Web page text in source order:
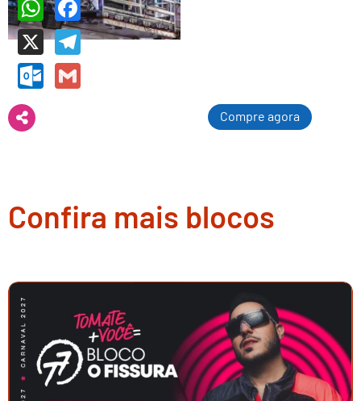
Compre agora
WhatsAppFacebook
X Telegram
Outlook.com
Gmail
Confira mais blocos